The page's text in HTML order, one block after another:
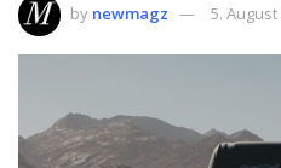
by newmagz 5. August